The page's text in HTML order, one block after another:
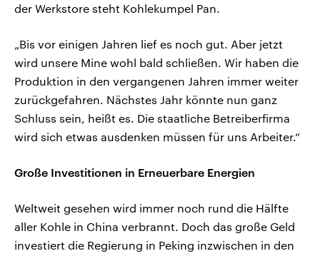
der Werkstore steht Kohlekumpel Pan.
„Bis vor einigen Jahren lief es noch gut. Aber jetzt
wird unsere Mine wohl bald schließen. Wir haben die
Produktion in den vergangenen Jahren immer weiter
zurückgefahren. Nächstes Jahr könnte nun ganz
Schluss sein, heißt es. Die staatliche Betreiberfirma
wird sich etwas ausdenken müssen für uns Arbeiter.“
Große Investitionen in Erneuerbare Energien
Weltweit gesehen wird immer noch rund die Hälfte
aller Kohle in China verbrannt. Doch das große Geld
investiert die Regierung in Peking inzwischen in den